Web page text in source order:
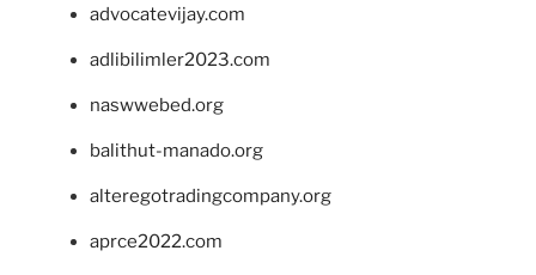
advocatevijay.com
adlibilimler2023.com
naswwebed.org
balithut-manado.org
alteregotradingcompany.org
aprce2022.com